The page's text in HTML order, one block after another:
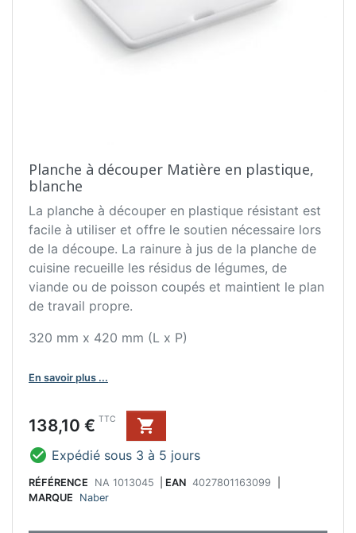
Planche à découper Matière en plastique,
blanche
La planche à découper en plastique résistant est
facile à utiliser et offre le soutien nécessaire lors
de la découpe. La rainure à jus de la planche de
cuisine recueille les résidus de légumes, de
viande ou de poisson coupés et maintient le plan
de travail propre.
320 mm x 420 mm (L x P)
En savoir plus ...
Prix
138,10 € TTC

 Expédié sous 3 à 5 jours
RÉFÉRENCE NA 1013045 EAN 4027801163099
MARQUE
Naber